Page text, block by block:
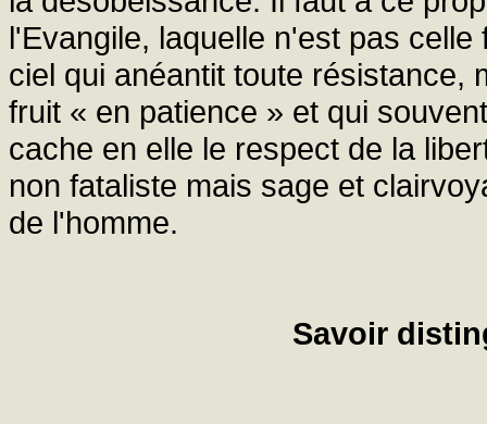
l'Evangile, laquelle n'est pas
ciel qui anéantit toute résistance,
fruit « en patience » et qui
cache en elle le respect de la
non fataliste mais sage et
de l'homme.
Savoir